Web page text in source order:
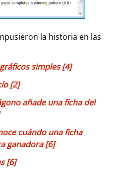
la historia en las
simples [4]
[2]
añade una ficha del
cuándo una ficha
ganadora [6]
[6]